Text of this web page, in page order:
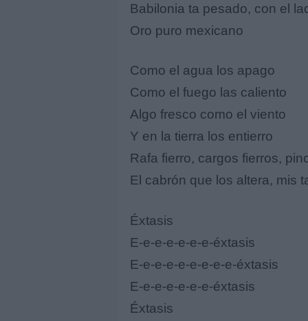
Babilonia ta pesado, con el
Oro puro mexicano
Como el agua los apago
Como el fuego las caliento
Algo fresco como el viento
Y en la tierra los entierro
Rafa fierro, cargos fierros,
El cabrón que los altera, mis
Éxtasis
E-e-e-e-e-e-e-éxtasis
E-e-e-e-e-e-e-e-e-éxtasis
E-e-e-e-e-e-e-éxtasis
Éxtasis